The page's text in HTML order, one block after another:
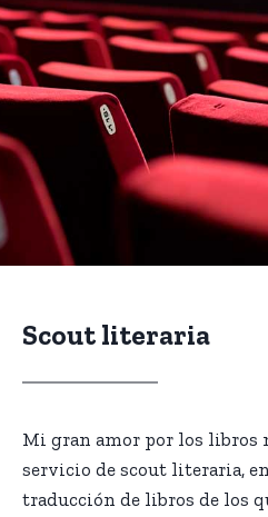
Scout literaria
Mi gran amor por los libros
servicio de scout literaria,
traducción de libros de los